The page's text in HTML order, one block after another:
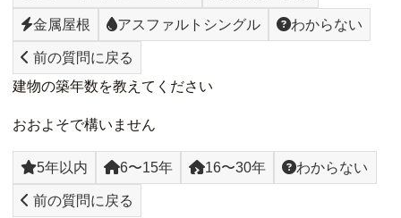
金属屋根 アスファルトシングル わからない
前の質問に戻る
建物の築年数を教えてください
おおよそで構いません
5年以内 6〜15年 16〜30年 わからない
前の質問に戻る